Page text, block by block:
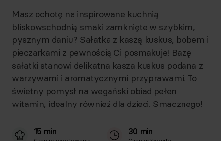
Masz ochotę na inspirowane kuchnią
bliskowschodnią smaki zamknięte w szybkim,
pysznym daniu? Sałatka z kaszą kuskus, bobem i
pieczarkami z pewnością Ci posmakuje! Bazę
sałatki stanowi delikatna kasza kuskus podana z
warzywami i aromatycznymi przyprawami. To
świetny pomysł na wegański obiad pełen
witamin, idealny również dla dzieci. Smacznego!
15 min 30 min